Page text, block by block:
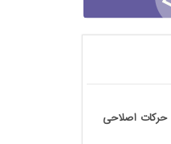
اصلاحی